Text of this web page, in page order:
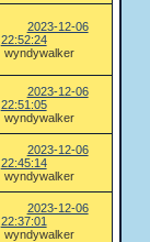
2023-12-06
22:52:24
wyndywalker
2023-12-06
22:51:05
wyndywalker
2023-12-06
22:45:14
wyndywalker
2023-12-06
22:37:01
wyndywalker